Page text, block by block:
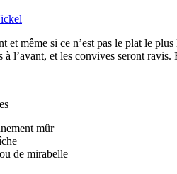
et même si ce n’est pas le plat le
à l’avant, et les convives seront ravis.
mûr
de mirabelle